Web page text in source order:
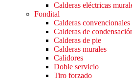
Calderas eléctricas
Fondital
Calderas convencionales
Calderas de
Calderas de pie
Calderas murales
Calidores
Doble servicio
Tiro forzado